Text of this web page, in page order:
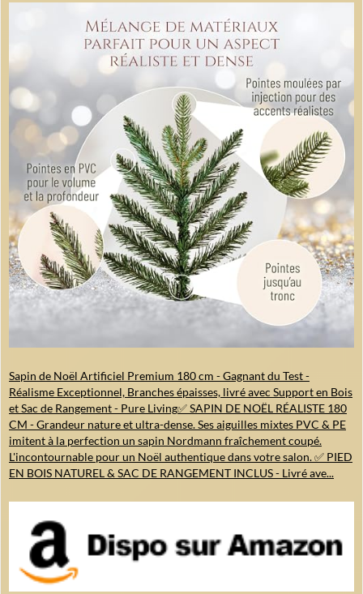
Sapin de Noël Artificiel Premium 180 cm - Gagnant du Test -
Réalisme Exceptionnel, Branches épaisses, livré avec Support en Bois
et Sac de Rangement - Pure Living✅ SAPIN DE NOËL RÉALISTE 180
CM - Grandeur nature et ultra-dense. Ses aiguilles mixtes PVC & PE
imitent à la perfection un sapin Nordmann fraîchement coupé.
L'incontournable pour un Noël authentique dans votre salon. ✅ PIED
EN BOIS NATUREL & SAC DE RANGEMENT INCLUS - Livré ave...